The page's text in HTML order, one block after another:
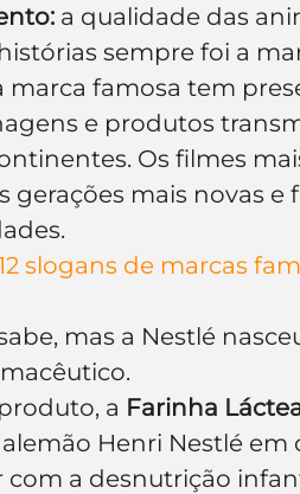
a qualidade das
sempre foi a
marca famosa tem
e produtos
Os filmes
gerações mais novas e
slogans de marcas
mas a Nestlé
a Farinha
Henri Nestlé
com a desnutrição